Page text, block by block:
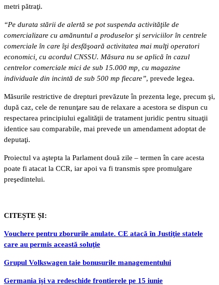
metri pătraţi.
“Pe durata stării de alertă se pot suspenda activităţile de
comercializare cu amănuntul a produselor şi serviciilor în centrele
comerciale în care îşi desfăşoară activitatea mai mulţi operatori
economici, cu acordul CNSSU. Măsura nu se aplică în cazul
centrelor comerciale mici de sub 15.000 mp, cu magazine
individuale din incintă de sub 500 mp fiecare”, prevede legea.
Măsurile restrictive de drepturi prevăzute în prezenta lege, precum şi,
după caz, cele de renunţare sau de relaxare a acestora se dispun cu
respectarea principiului egalităţii de tratament juridic pentru situaţii
identice sau comparabile, mai prevede un amendament adoptat de
deputaţi.
Proiectul va aştepta la Parlament două zile – termen în care acesta
poate fi atacat la CCR, iar apoi va fi transmis spre promulgare
preşedintelui.
CITEȘTE ȘI:
Vouchere pentru zborurile anulate. CE atacă în Justiţie statele
care au permis această soluţie
Grupul Volkswagen taie bonusurile managementului
Germania îşi va redeschide frontierele pe 15 iunie